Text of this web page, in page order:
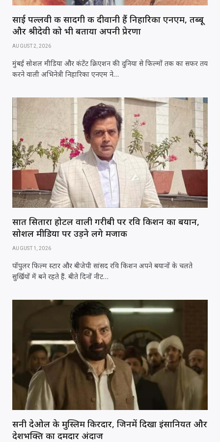
साई पल्लवी की सादगी की दीवानी हैं निहारिका एनएम, तब्बू
और श्रीदेवी को भी बताया अपनी प्रेरणा
AUGUST 2, 2026
मुंबई सोशल मीडिया और कंटेंट क्रिएशन की दुनिया से फिल्मों तक का सफर तय
करने वाली अभिनेत्री निहारिका एनएम ने…
सात सितारा होटल वाली गरीबी पर रवि किशन का बयान,
सोशल मीडिया पर उड़ने लगे मजाक
AUGUST 1, 2026
पॉपुलर फिल्म स्टार और बीजेपी सांसद रवि किशन अपने बयानों के चलते
सुर्खियों में बने रहते हैं. बीते दिनों नीट…
सनी देओल के मुस्लिम किरदार, जिनमें दिखा इंसानियत और
देशभक्ति का दमदार अंदाज